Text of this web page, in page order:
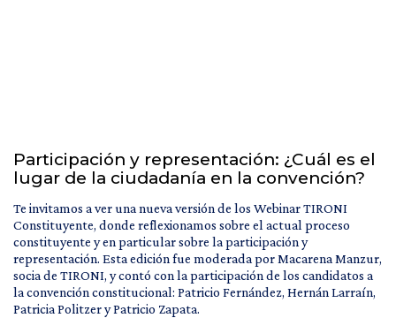
Participación y representación: ¿Cuál es el
lugar de la ciudadanía en la convención?
Te invitamos a ver una nueva versión de los Webinar TIRONI
Constituyente, donde reflexionamos sobre el actual proceso
constituyente y en particular sobre la participación y
representación. Esta edición fue moderada por Macarena Manzur,
socia de TIRONI, y contó con la participación de los candidatos a
la convención constitucional: Patricio Fernández, Hernán Larraín,
Patricia Politzer y Patricio Zapata.